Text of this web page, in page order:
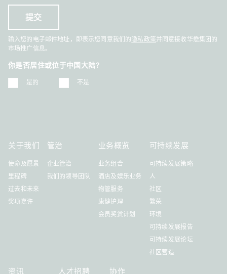
输入您的电子邮件地址，即表示您同意我们的 隐私政策并同意接收华懋集团的
市场推广信息。
你是否居住或位于中国大陆?
是的 不是
关于我们
使命及愿景
里程碑
过去和未来
奖项嘉许
管治
企业管治
我们的领导团队
业务概览
业务组合
酒店及娱乐业务
物管服务
康健护理
会员奖赏计划
可持续发展
可持续发展策略
人
社区
繁荣
环境
可持续发展报告
可持续发展论坛
社区营造
资讯 人才招聘 协作